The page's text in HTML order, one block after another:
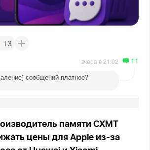
13
вчера в 21:02 11
сообщений платное?
памяти CXMT
цены для Apple из-за